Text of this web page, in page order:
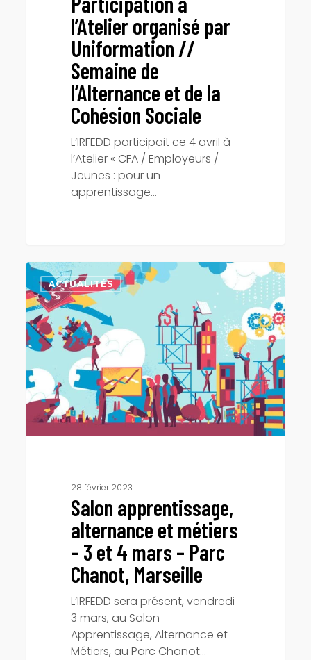
l’Atelier organisé par
Uniformation //
Semaine de
l’Alternance et de la
Cohésion Sociale
L’IRFEDD participait ce 4 avril à
l’Atelier « CFA / Employeurs /
Jeunes : pour un
apprentissage…
Salon
apprentissage,
alternance
et
métiers
–
3
et
4
mars
–
Marseille
ACTUALITÉS
28 février 2023
Salon apprentissage,
alternance et métiers
– 3 et 4 mars – Parc
Chanot, Marseille
L’IRFEDD sera présent, vendredi
3 mars, au Salon
Apprentissage, Alternance et
Métiers, au Parc Chanot…